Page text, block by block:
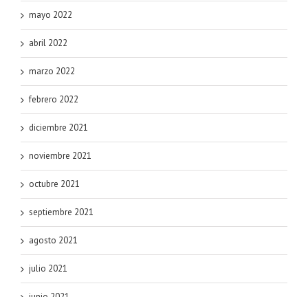
mayo 2022
abril 2022
marzo 2022
febrero 2022
diciembre 2021
noviembre 2021
octubre 2021
septiembre 2021
agosto 2021
julio 2021